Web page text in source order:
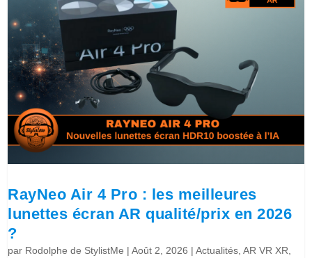
RayNeo Air 4 Pro : les meilleures
lunettes écran AR qualité/prix en 2026
?
par Rodolphe de StylistMe |Août 2, 2026 |Actualités ,AR VR XR